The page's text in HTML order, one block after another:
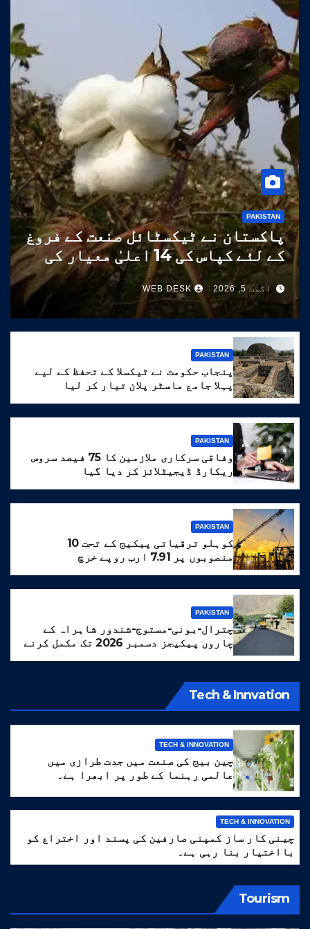
PAKISTAN
پاکستان نے ٹیکسٹائل صنعت کے فروغ
کے لئے کپاس کی 14 اعلیٰ معیار کی
اقسام تیار کر لیں
اگست 5, 2026 WEB DESK
PAKISTAN
پنجاب حکومت نے ٹیکسلا کے تحفظ کے لیے
پہلا جامع ماسٹر پلان تیار کر لیا
PAKISTAN
وفاقی سرکاری ملازمین کا 75 فیصد سروس
ریکارڈ ڈیجیٹلائز کر دیا گیا
PAKISTAN
کوہلو ترقیاتی پیکیج کے تحت 10
منصوبوں پر 7.91 ارب روپے خرچ
PAKISTAN
چترال-بونی-مستوج-شندور شاہراہ کے
چاروں پیکیجز دسمبر 2026 تک مکمل کرنے
Tech & Innvation
TECH & INNOVATION
چین بیج کی صنعت میں جدت طرازی میں
عالمی رہنما کے طور پر ابھرا ہے۔
TECH & INNOVATION
چینی کار ساز کمپنی صارفین کی پسند اور اختراع کو
بااختیار بنا رہی ہے۔
Tourism